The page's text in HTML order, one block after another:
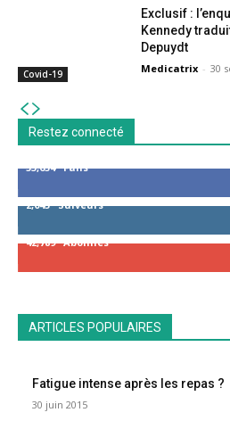
Covid-19
Exclusif :
Kennedy
Depuydt
Medicatrix - 30
Restez connecté
53,654
Fans
2,043 Suiveurs
42,789 Abonnés
ARTICLES POPULAIRES
Fatigue intense après les repas ?
30 juin 2015